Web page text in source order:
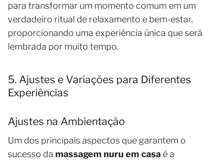
para transformar um momento comum em um
verdadeiro ritual de relaxamento e bem-estar,
proporcionando uma experiência única que será
lembrada por muito tempo.
5. Ajustes e Variações para Diferentes
Experiências
Ajustes na Ambientação
Um dos principais aspectos que garantem o
sucesso da massagem nuru em casa é a